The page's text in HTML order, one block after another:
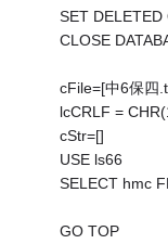
SET DELETED
CLOSE
cFile=[中6保四
lcCRLF =
cStr=[]
USE ls66
SELECT hmc
GO TOP